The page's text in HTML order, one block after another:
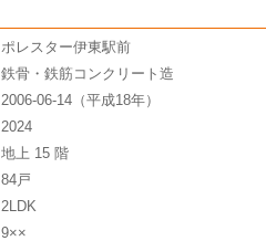
ポレスター伊東駅前
鉄骨・鉄筋コンクリート造
2006-06-14（平成18年）
2024
地上 15 階
84戸
2LDK
9××